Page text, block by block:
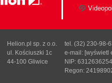
Helion.pl sp. z o.o.
ul. Kościuszki 1c
44-100 Gliwice
tel. (32) 230-98-
e-mail: [wyświetl
NIP: 6312636254
Regon: